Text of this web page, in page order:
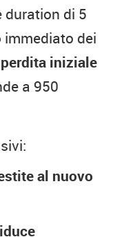
duration di 5
dei
iniziale
a 950
al nuovo